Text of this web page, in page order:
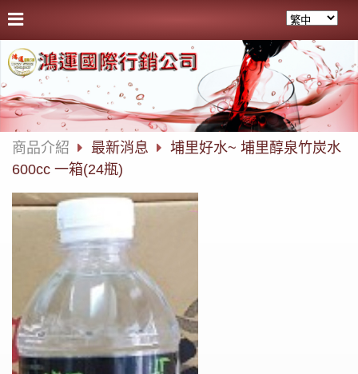
商品介紹 最新消息
埔里好水~ 埔里醇泉竹炭水
600cc 一箱(24瓶)